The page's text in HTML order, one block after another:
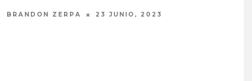
BRANDON ZERPA 23 JUNIO, 2023